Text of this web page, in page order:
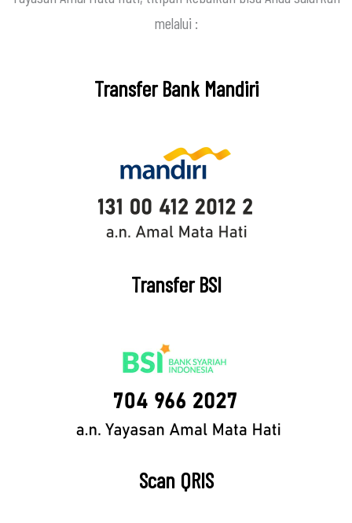
melalui :
Transfer Bank Mandiri
Transfer BSI
Scan QRIS